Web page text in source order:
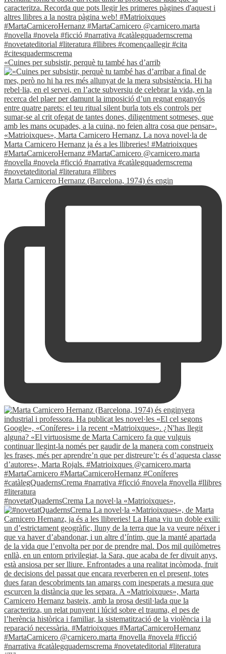
«Cuines per subsistir, perquè tu també has d’arrib
Marta Carnicero Hernanz (Barcelona, 1974) és engin
#novetatQuadernsCrema La novel·la «Matrioixques»,